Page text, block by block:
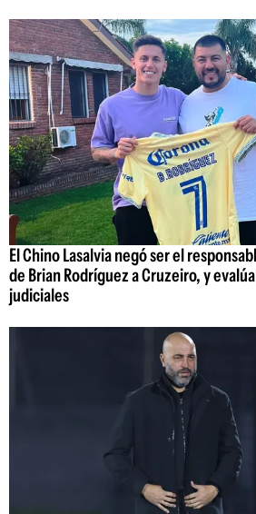
El Chino Lasalvia negó ser el
de Brian Rodríguez a Cruzeiro, y
judiciales